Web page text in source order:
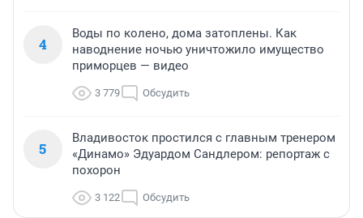
4
Воды по колено, дома затоплены. Как
наводнение ночью уничтожило имущество
приморцев — видео
3 779 Обсудить
5
Владивосток простился с главным тренером
«Динамо» Эдуардом Сандлером: репортаж с
похорон
3 122 Обсудить